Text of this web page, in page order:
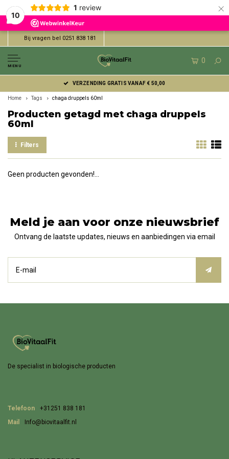
10
1 review ×
Bij vragen bel 0251 838 181
MENU
0
VERZENDING GRATIS VANAF € 50,00
Home Tags chaga druppels 60ml
Producten getagd met chaga druppels
60ml
Filters
Geen producten gevonden!...
Meld je aan voor onze nieuwsbrief
Ontvang de laatste updates, nieuws en aanbiedingen via email
De specialist in biologische producten
Telefoon
+31251 838 181
Mail
Info@biovitaalfit.nl